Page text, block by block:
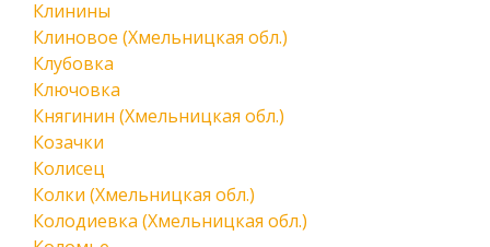
Клинины
Клиновое (Хмельницкая обл.)
Клубовка
Ключовка
Княгинин (Хмельницкая обл.)
Козачки
Колисец
Колки (Хмельницкая обл.)
Колодиевка (Хмельницкая обл.)